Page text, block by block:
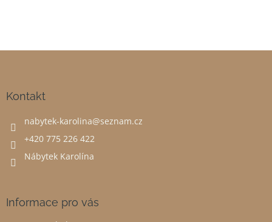
Kontakt
nabytek-karolina@seznam.cz
+420 775 226 422
Nábytek Karolína
Informace pro vás